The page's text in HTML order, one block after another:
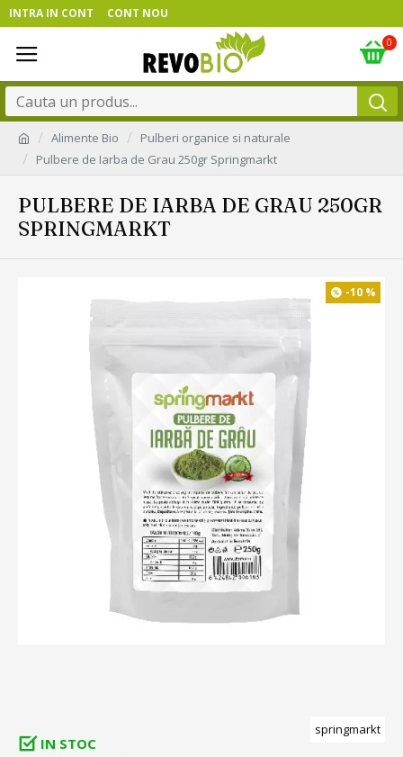
INTRA IN CONT CONT NOU
0
Alimente Bio
Pulberi organice si naturale
Pulbere de Iarba de Grau 250gr Springmarkt
PULBERE DE IARBA DE GRAU 250GR
SPRINGMARKT
-10 %
IN STOC
springmarkt